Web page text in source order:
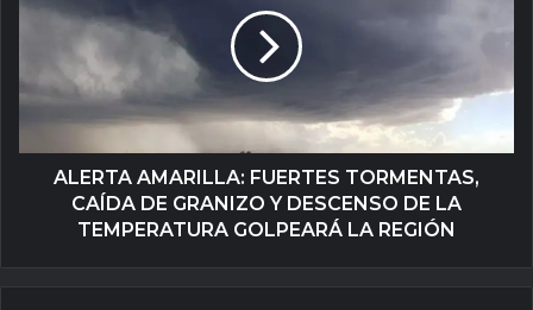
ALERTA AMARILLA: FUERTES TORMENTAS,
CAÍDA DE GRANIZO Y DESCENSO DE LA
TEMPERATURA GOLPEARÁ LA REGIÓN